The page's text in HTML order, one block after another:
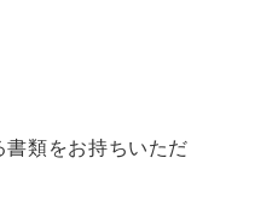
類をお持ちいただ